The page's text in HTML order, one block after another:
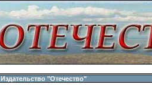
Издательство "Отечество"